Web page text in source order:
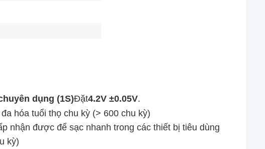
dụng (1S)Đặt4.2V ±0.05V.
hóa tuổi thọ chu kỳ (> 600 chu kỳ)
nhận được để sạc nhanh trong các thiết bị tiêu dùng
kỳ)